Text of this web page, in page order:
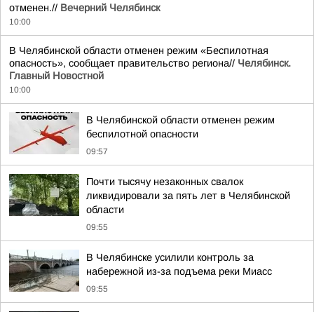
отменен.// Вечерний Челябинск
10:00
В Челябинской области отменен режим «Беспилотная
опасность», сообщает правительство региона// Челябинск.
Главный Новостной
10:00
В Челябинской области отменен режим
беспилотной опасности
09:57
Почти тысячу незаконных свалок
ликвидировали за пять лет в Челябинской
области
09:55
В Челябинске усилили контроль за
набережной из-за подъема реки Миасс
09:55